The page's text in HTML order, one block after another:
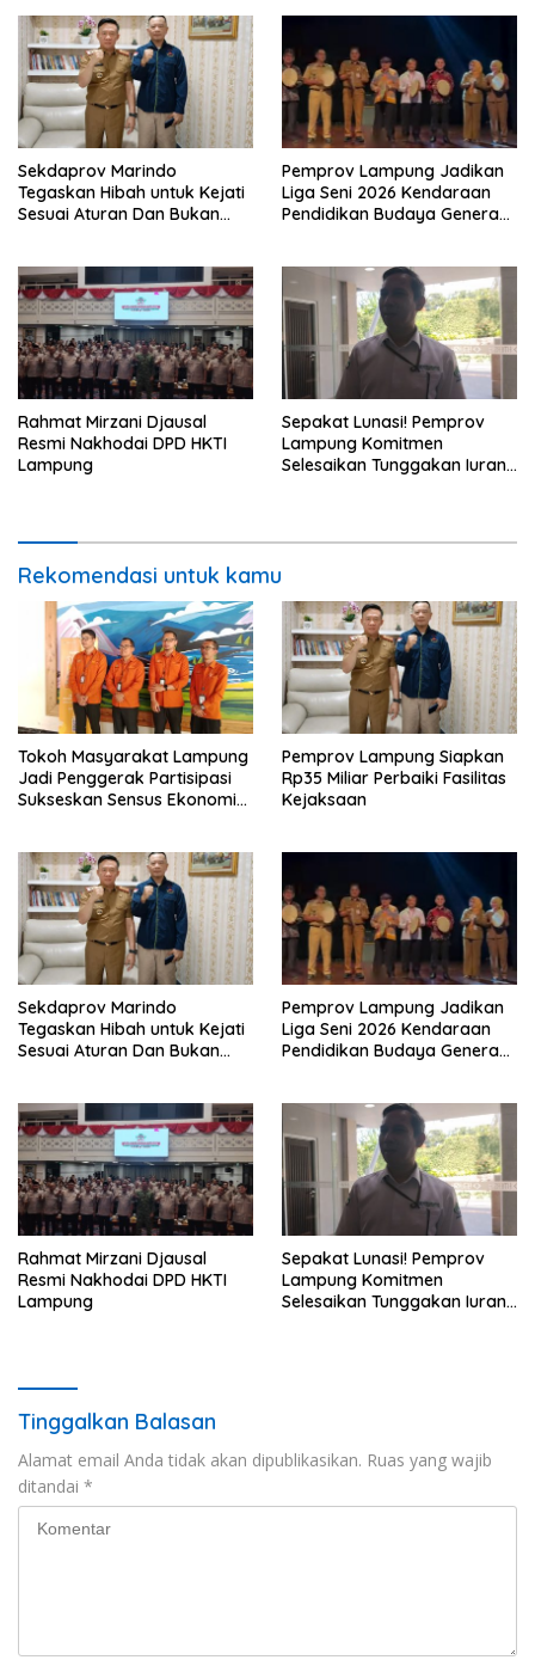
Sekdaprov Marindo
Tegaskan Hibah untuk Kejati
Sesuai Aturan Dan Bukan
Pemprov Lampung Jadikan
Liga Seni 2026 Kendaraan
Pendidikan Budaya Generasi
Rahmat Mirzani Djausal
Resmi Nakhodai DPD HKTI
Lampung
Sepakat Lunasi! Pemprov
Lampung Komitmen
Selesaikan Tunggakan Iuran
Rekomendasi untuk kamu
Tokoh Masyarakat Lampung
Jadi Penggerak Partisipasi
Sukseskan Sensus Ekonomi
Pemprov Lampung Siapkan
Rp35 Miliar Perbaiki Fasilitas
Kejaksaan
Sekdaprov Marindo
Tegaskan Hibah untuk Kejati
Sesuai Aturan Dan Bukan
Pemprov Lampung Jadikan
Liga Seni 2026 Kendaraan
Pendidikan Budaya Generasi
Rahmat Mirzani Djausal
Resmi Nakhodai DPD HKTI
Lampung
Sepakat Lunasi! Pemprov
Lampung Komitmen
Selesaikan Tunggakan Iuran
Tinggalkan Balasan
Alamat email Anda tidak akan dipublikasikan. Ruas yang wajib
ditandai *